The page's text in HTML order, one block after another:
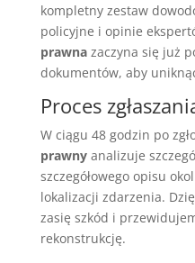
kompletny zestaw
policyjne i opinie
prawnazaczyna się już
dokumentów, aby
Proces
W ciągu 48 godzin po
prawnyanalizuje
szczegółowego opisu
lokalizacji zdarzenia.
zasię szkód i
rekonstrukcję.